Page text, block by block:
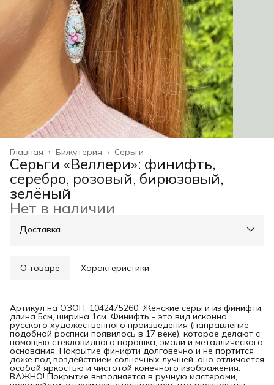
Серьги
Бижутерия ›
Главная ›
Серьги «Веллери»: финифть,
серебро, розовый, бирюзовый,
зелёный
Нет в наличии
Доставка
О товаре Характеристики
Артикул на ОЗОН: 1042475260. Женские серьги из финифти,
длина 5см, ширина 1см. Финифть - это вид исконно
русского художественного произведения (направление
подобной росписи появилось в 17 веке), которое делают с
помощью стекловидного порошка, эмали и металлического
основания. Покрытие финифти долговечно и не портится
даже под воздействием солнечных лучшей, оно отличается
особой яркостью и чистотой конечного изображения.
ВАЖНО! Покрытие выполняется в ручную мастерами,